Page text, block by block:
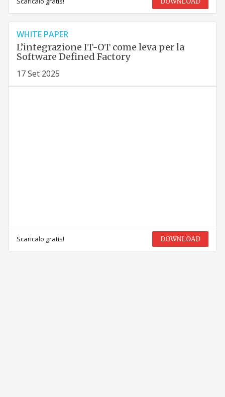
WHITE PAPER
L’integrazione IT-OT come leva per la
Software Defined Factory
17 Set 2025
Scaricalo gratis! DOWNLOAD